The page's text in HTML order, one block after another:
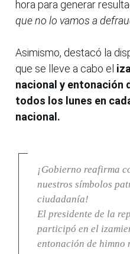
hora para generar
que no lo vamos a
Asimismo, destacó la
que se lleve a cabo el
nacional y entonación
todos los lunes en
nacional.
¡Gobierno reafirma
nuestros símbolos
ciudadanía!
El presidente de la
participó en el
entonación de himno